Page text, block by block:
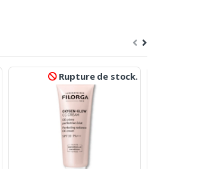
Rupture de stock.